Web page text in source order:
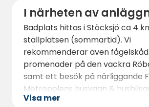
I närheten av
Badplats hittas i Stöcksjö ca 4
ställplatsen (sommartid). Vi
rekommenderar även
promenader på den vackra
samt ett besök på närliggande
Metropolens husvagn &
stort antal husvagnar och
Visa mer